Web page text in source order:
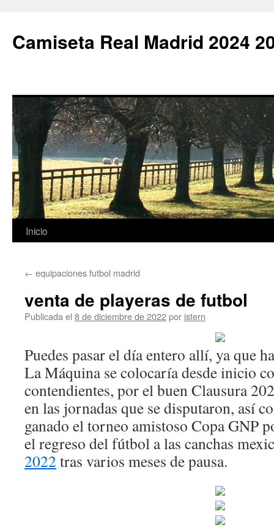
Camiseta Real Madrid 2024
Saltar
contenido
Inicio
← equipaciones futbol madrid
venta de playeras de futbol
Publicada el 8 de diciembre de 2022por istern
Puedes pasar el día entero allí, ya que
La Máquina se colocaría desde inicio
contendientes, por el buen Clausura
en las jornadas que se disputaron, así
ganado el torneo amistoso Copa GNP
el regreso del fútbol a las canchas
2022 tras varios meses de pausa.